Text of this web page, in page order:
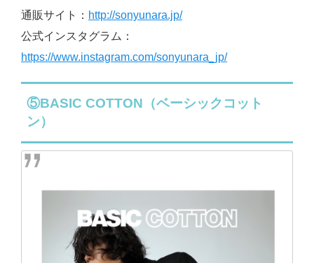
通販サイト： http://sonyunara.jp/
公式インスタグラム：
https://www.instagram.com/sonyunara_jp/
⑤BASIC COTTON（ベーシックコット
ン）